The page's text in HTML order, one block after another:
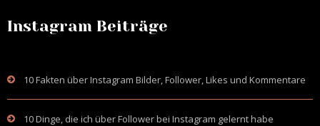
Instagram Beiträge
10 Fakten über Instagram Bilder, Follower, Likes und Kommentare
10 Dinge, die ich über Follower bei Instagram gelernt habe